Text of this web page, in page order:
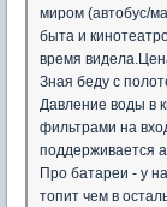
миром (автобус/
быта и
время
Зная беду с
Давление воды в
фильтрами на
поддерживается
Про батареи - у
топит чем в